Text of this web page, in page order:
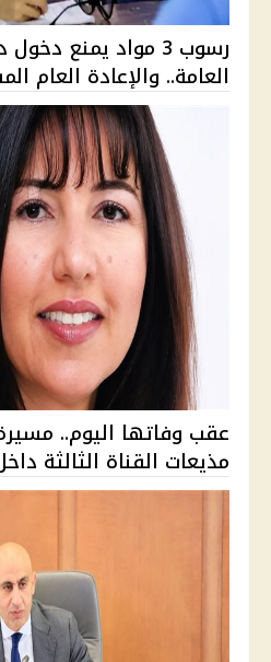
رسوب 3 مواد يمنع
العامة.. والإعادة العام
عقب وفاتها اليوم..
مذيعات القناة الثالثة